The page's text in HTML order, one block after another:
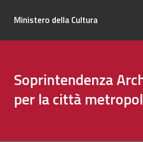
Ministero della Cultura
Soprintendenza
per la città